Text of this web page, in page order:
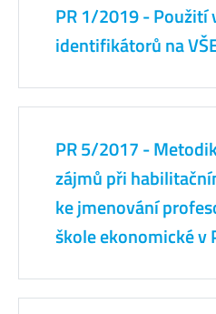
PR 1/2019 - Použití
identifikátorů na
PR 5/2017 -
zájmů při
ke jmenování
škole ekonomické v